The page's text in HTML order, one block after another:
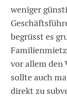
weniger
begrüsst es
vor allem den
sollte auch
direkt zu